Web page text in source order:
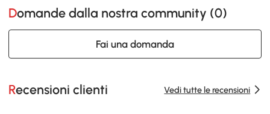
Domande dalla nostra community (0)
Fai una domanda
Recensioni clienti Vedi tutte le recensioni